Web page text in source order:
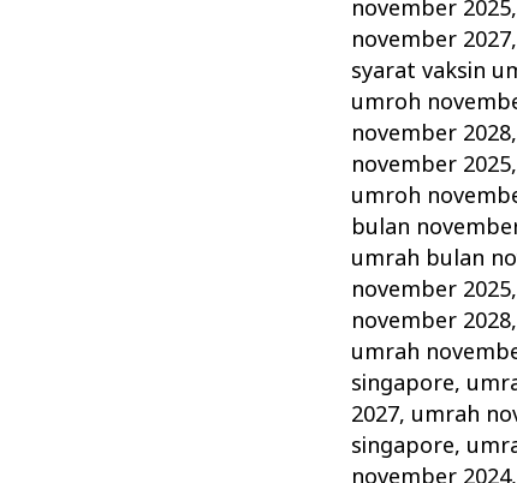
november 2025,
november 2027,
syarat vaksin
umroh
november 2028,
november 2025,
umroh
bulan
umrah bulan
november 2025,
november 2028,
umrah
singapore,
2027, umrah
singapore,